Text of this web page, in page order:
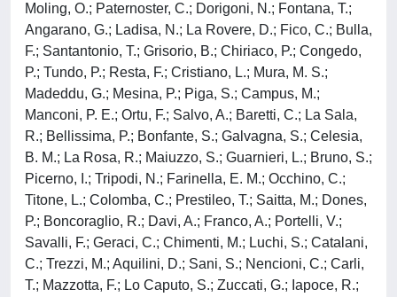
Moling, O.; Paternoster, C.; Dorigoni, N.; Fontana, T.;
Angarano, G.; Ladisa, N.; La Rovere, D.; Fico, C.; Bulla,
F.; Santantonio, T.; Grisorio, B.; Chiriaco, P.; Congedo,
P.; Tundo, P.; Resta, F.; Cristiano, L.; Mura, M. S.;
Madeddu, G.; Mesina, P.; Piga, S.; Campus, M.;
Manconi, P. E.; Ortu, F.; Salvo, A.; Baretti, C.; La Sala,
R.; Bellissima, P.; Bonfante, S.; Galvagna, S.; Celesia,
B. M.; La Rosa, R.; Maiuzzo, S.; Guarnieri, L.; Bruno, S.;
Picerno, I.; Tripodi, N.; Farinella, E. M.; Occhino, C.;
Titone, L.; Colomba, C.; Prestileo, T.; Saitta, M.; Dones,
P.; Boncoraglio, R.; Davi, A.; Franco, A.; Portelli, V.;
Savalli, F.; Geraci, C.; Chimenti, M.; Luchi, S.; Catalani,
C.; Trezzi, M.; Aquilini, D.; Sani, S.; Nencioni, C.; Carli,
T.; Mazzotta, F.; Lo Caputo, S.; Zuccati, G.; Iapoce, R.;